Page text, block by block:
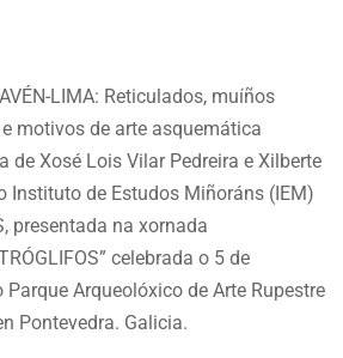
LIMA: Reticulados, muíños
motivos de arte asquemática
de Xosé Lois Vilar Pedreira e Xilberte
Instituto de Estudos Miñoráns (IEM)
presentada na xornada
celebrada o 5 de
Arqueolóxico de Arte Rupestre
Pontevedra. Galicia.